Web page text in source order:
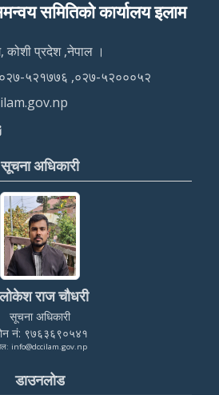
समितिको कार्यालय इलाम
कोशी प्रदेश ,नेपाल ।
५२१७७६ ,०२७-५२०००५२
सूचना अधिकारी
लोकेश राज चौधरी
सूचना अधिकारी
नं: ९७६३६९०५४१
info@dccilam.gov.np
डाउनलोड